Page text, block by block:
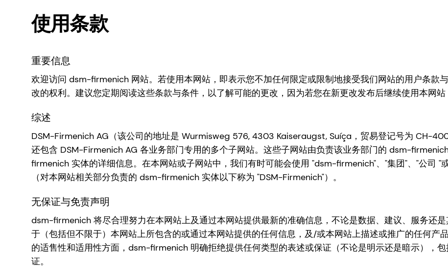
使用条款
重要信息
欢迎访问 dsm-firmenich 网站。若使用本网站，即表示您不加任何限定或限制地接受我们网站的用户条款
改的权利。建议您定期阅读这些条款与条件，以了解可能的更改，因为若您在新更改发布后继续使用本网站
综述
DSM-Firmenich AG（该公司的地址是 Wurmisweg 576, 4303 Kaiseraugst, Suíça，贸易登记号为 CH-
还包含 DSM-Firmenich AG 各业务部门专用的多个子网站。这些子网站由负责该业务部门的 dsm-
firmenich 实体的详细信息。在本网站或子网站中，我们有时可能会使用 "dsm-firmenich"、"集团"、"公司 "
（对本网站相关部分负责的 dsm-firmenich 实体以下称为 "DSM-Firmenich"）。
无保证与免责声明
dsm-firmenich 将尽合理努力在本网站上及通过本网站提供最新的准确信息，不论是数据、建议、服务还
于（包括但不限于）本网站上所包含的或通过本网站提供的任何信息，及/或本网站上描述或推广的任何产
的适售性和适用性方面，dsm-firmenich 明确拒绝提供任何类型的表述或保证（不论是明示还是暗示），
证。